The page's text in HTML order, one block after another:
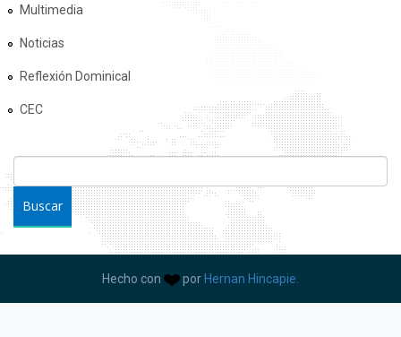
Multimedia
Noticias
Reflexión Dominical
CEC
FORMULARIO DE BÚSQUEDA
Hecho con por Hernan Hincapie.